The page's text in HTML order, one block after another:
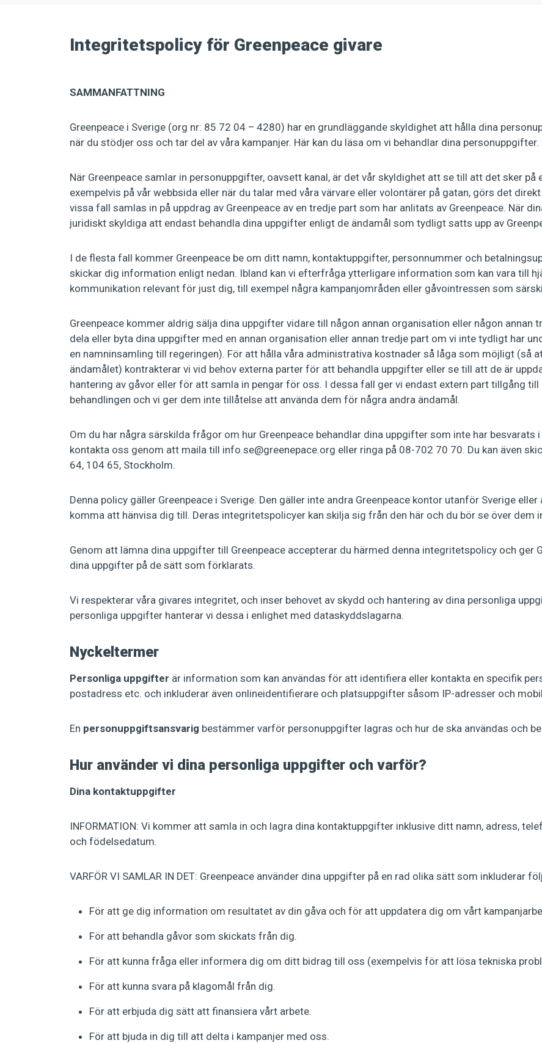
Integritetspolicy för Greenpeace givare
SAMMANFATTNING
Greenpeace i Sverige (org nr: 85 72 04 – 4280) har en grundläggande skyldighet att hålla dina
när du stödjer oss och tar del av våra kampanjer. Här kan du läsa om vi behandlar dina personuppgifter.
När Greenpeace samlar in personuppgifter, oavsett kanal, är det vår skyldighet att se till att det sker
exempelvis på vår webbsida eller när du talar med våra värvare eller volontärer på gatan, görs det
vissa fall samlas in på uppdrag av Greenpeace av en tredje part som har anlitats av Greenpeace. När
juridiskt skyldiga att endast behandla dina uppgifter enligt de ändamål som tydligt satts upp av
I de flesta fall kommer Greenpeace be om ditt namn, kontaktuppgifter, personnummer och
skickar dig information enligt nedan. Ibland kan vi efterfråga ytterligare information som kan vara till
kommunikation relevant för just dig, till exempel några kampanjområden eller gåvointressen som
Greenpeace kommer aldrig sälja dina uppgifter vidare till någon annan organisation eller någon annan
dela eller byta dina uppgifter med en annan organisation eller annan tredje part om vi inte tydligt har
en namninsamling till regeringen). För att hålla våra administrativa kostnader så låga som möjligt (så
ändamålet) kontrakterar vi vid behov externa parter för att behandla uppgifter eller se till att de är
hantering av gåvor eller för att samla in pengar för oss. I dessa fall ger vi endast extern part tillgång
behandlingen och vi ger dem inte tillåtelse att använda dem för några andra ändamål.
Om du har några särskilda frågor om hur Greenpeace behandlar dina uppgifter som inte har
kontakta oss genom att maila till info.se@greenepace.org eller ringa på 08-702 70 70. Du kan även
64, 104 65, Stockholm.
Denna policy gäller Greenpeace i Sverige. Den gäller inte andra Greenpeace kontor utanför Sverige
komma att hänvisa dig till. Deras integritetspolicyer kan skilja sig från den här och du bör se över dem
Genom att lämna dina uppgifter till Greenpeace accepterar du härmed denna integritetspolicy och ger
dina uppgifter på de sätt som förklarats.
Vi respekterar våra givares integritet, och inser behovet av skydd och hantering av dina personliga
personliga uppgifter hanterar vi dessa i enlighet med dataskyddslagarna.
Nyckeltermer
Personliga uppgifter är information som kan användas för att identifiera eller kontakta en specifik
postadress etc. och inkluderar även onlineidentifierare och platsuppgifter såsom IP-adresser och
En personuppgiftsansvarig bestämmer varför personuppgifter lagras och hur de ska användas och
Hur använder vi dina personliga uppgifter och varför?
Dina kontaktuppgifter
INFORMATION: Vi kommer att samla in och lagra dina kontaktuppgifter inklusive ditt namn, adress,
och födelsedatum.
VARFÖR VI SAMLAR IN DET: Greenpeace använder dina uppgifter på en rad olika sätt som inkluderar
För att ge dig information om resultatet av din gåva och för att uppdatera dig om vårt
För att behandla gåvor som skickats från dig.
För att kunna fråga eller informera dig om ditt bidrag till oss (exempelvis för att lösa tekniska
För att kunna svara på klagomål från dig.
För att erbjuda dig sätt att finansiera vårt arbete.
För att bjuda in dig till att delta i kampanjer med oss.